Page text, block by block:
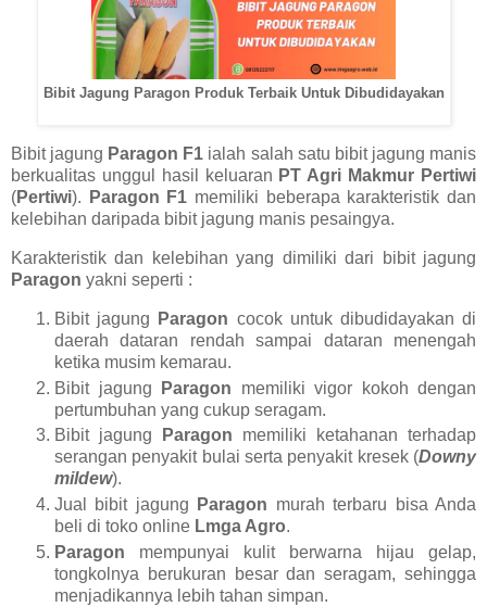
Bibit Jagung Paragon Produk Terbaik Untuk Dibudidayakan
Bibit jagung Paragon F1 ialah salah satu bibit jagung manis
berkualitas unggul hasil keluaran PT Agri Makmur Pertiwi
(Pertiwi). Paragon F1 memiliki beberapa karakteristik dan
kelebihan daripada bibit jagung manis pesaingya.
Karakteristik dan kelebihan yang dimiliki dari bibit jagung
Paragon yakni seperti :
Bibit jagung Paragon cocok untuk dibudidayakan di
daerah dataran rendah sampai dataran menengah
ketika musim kemarau.
Bibit jagung
Paragon memiliki vigor kokoh dengan
pertumbuhan yang cukup seragam.
Bibit jagung
Paragon memiliki ketahanan terhadap
serangan penyakit bulai serta penyakit kresek (Downy
mildew).
Jual bibit jagung
Paragon murah terbaru bisa Anda
beli di toko online Lmga Agro.
Paragon mempunyai kulit berwarna hijau gelap,
tongkolnya berukuran besar dan seragam, sehingga
menjadikannya lebih tahan simpan.